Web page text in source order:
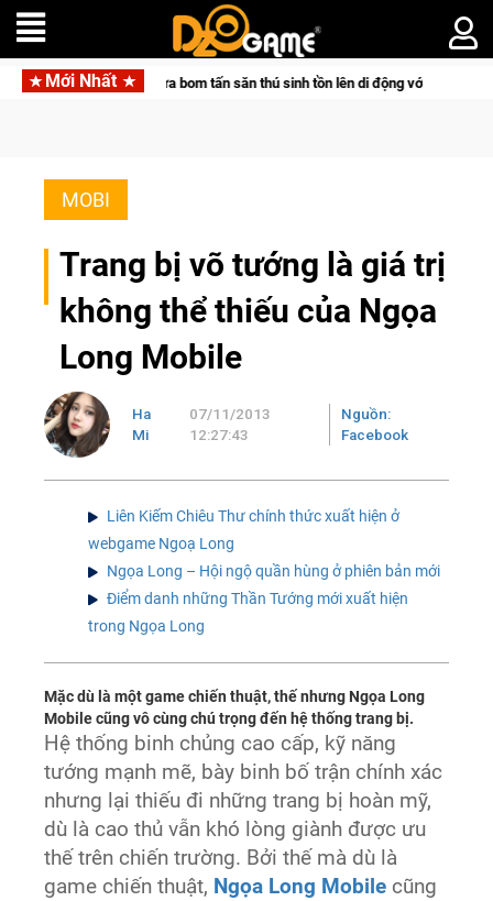
Mới Nhất
đưa bom tấn săn thú sinh tồn lên di động với tên gọi Palworld Online
MOBI
Trang bị võ tướng là giá trị
không thể thiếu của Ngọa
Long Mobile
Ha
Mi
07/11/2013
12:27:43
Nguồn:
Facebook
Liên Kiếm Chiêu Thư chính thức xuất hiện ở
webgame Ngoạ Long
Ngọa Long – Hội ngộ quần hùng ở phiên bản mới
Điểm danh những Thần Tướng mới xuất hiện
trong Ngọa Long
Mặc dù là một game chiến thuật, thế nhưng Ngọa Long
Mobile cũng vô cùng chú trọng đến hệ thống trang bị.
Hệ thống binh chủng cao cấp, kỹ năng
tướng mạnh mẽ, bày binh bố trận chính xác
nhưng lại thiếu đi những trang bị hoàn mỹ,
dù là cao thủ vẫn khó lòng giành được ưu
thế trên chiến trường. Bởi thế mà dù là
game chiến thuật, Ngọa Long Mobile cũng